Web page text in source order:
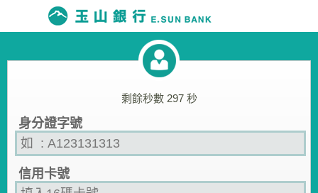
剩餘秒數 297秒
身分證字號
信用卡號